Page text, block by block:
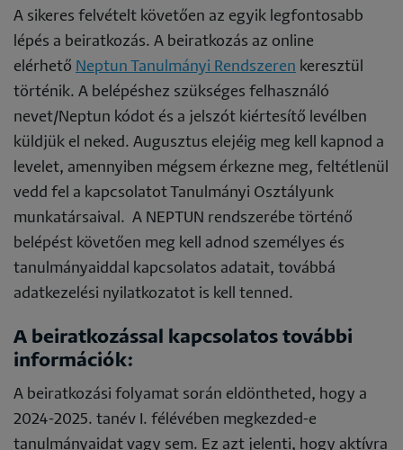
A sikeres felvételt követően az egyik legfontosabb
lépés a beiratkozás. A beiratkozás az online
elérhető Neptun Tanulmányi Rendszeren keresztül
történik. A belépéshez szükséges felhasználó
nevet/Neptun kódot és a jelszót kiértesítő levélben
küldjük el neked. Augusztus elejéig meg kell kapnod a
levelet, amennyiben mégsem érkezne meg, feltétlenül
vedd fel a kapcsolatot Tanulmányi Osztályunk
munkatársaival. A NEPTUN rendszerébe történő
belépést követően meg kell adnod személyes és
tanulmányaiddal kapcsolatos adatait, továbbá
adatkezelési nyilatkozatot is kell tenned.
A beiratkozással kapcsolatos további
információk:
A beiratkozási folyamat során eldöntheted, hogy a
2024-2025. tanév I. félévében megkezded-e
tanulmányaidat vagy sem. Ez azt jelenti, hogy aktívra